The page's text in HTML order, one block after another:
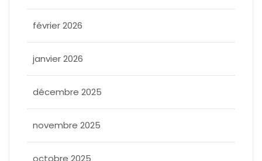
février 2026
janvier 2026
décembre 2025
novembre 2025
octobre 2025